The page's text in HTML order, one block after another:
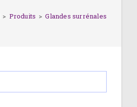
> Produits > Glandes surrénales